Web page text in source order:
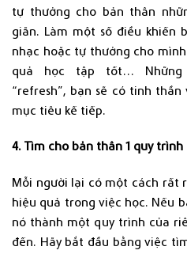
tự thưởng cho bản thân
giãn. Làm một số điều khiến
nhạc hoặc tự thưởng cho
quả học tập tốt…
“refresh”, bạn sẽ có tinh
mục tiêu kế tiếp.
4. Tìm cho bản thân 1 quy trình
Mỗi người lại có một cách rất
hiệu quả trong việc học. Nếu
nó thành một quy trình của
đến. Hãy bắt đầu bằng việc